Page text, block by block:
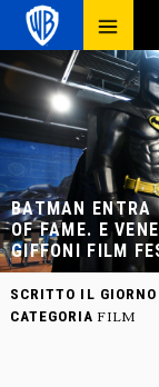
BATMAN ENTRA
OF FAME. E
GIFFONI FILM
SCRITTO IL GIORNO
CATEGORIA FILM